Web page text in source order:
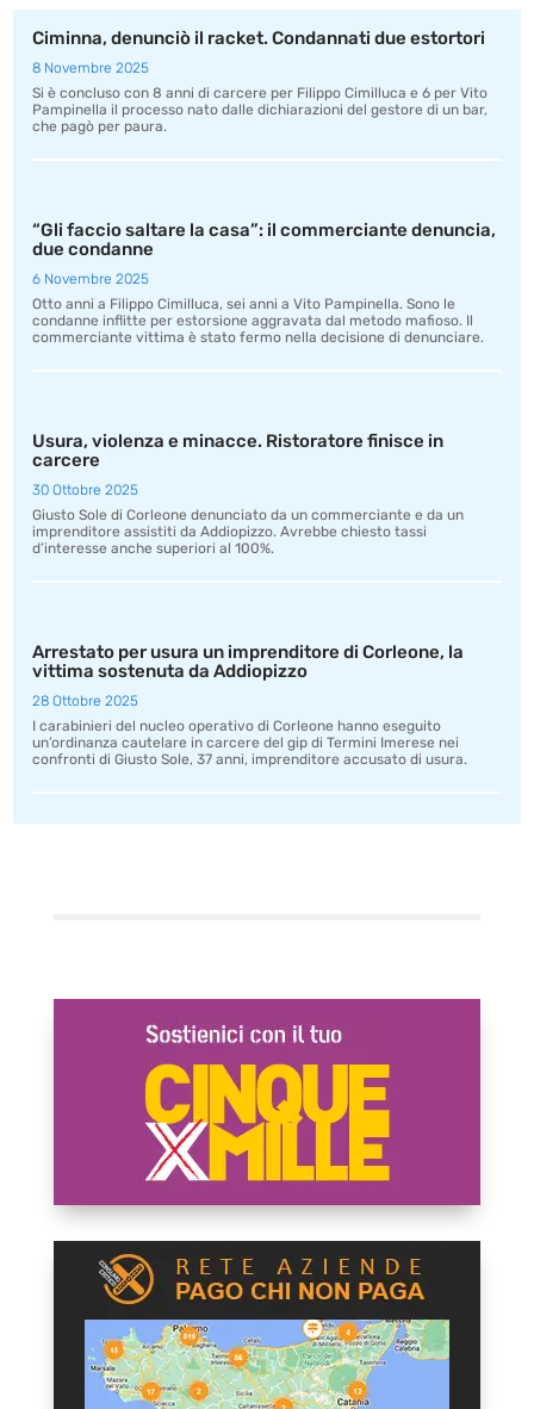
Ciminna, denunciò il racket. Condannati due estortori
8 Novembre 2025
Si è concluso con 8 anni di carcere per Filippo Cimilluca e 6 per Vito
Pampinella il processo nato dalle dichiarazioni del gestore di un bar,
che pagò per paura.
“Gli faccio saltare la casa”: il commerciante denuncia,
due condanne
6 Novembre 2025
Otto anni a Filippo Cimilluca, sei anni a Vito Pampinella. Sono le
condanne inflitte per estorsione aggravata dal metodo mafioso. Il
commerciante vittima è stato fermo nella decisione di denunciare.
Usura, violenza e minacce. Ristoratore finisce in
carcere
30 Ottobre 2025
Giusto Sole di Corleone denunciato da un commerciante e da un
imprenditore assistiti da Addiopizzo. Avrebbe chiesto tassi
d’interesse anche superiori al 100%.
Arrestato per usura un imprenditore di Corleone, la
vittima sostenuta da Addiopizzo
28 Ottobre 2025
I carabinieri del nucleo operativo di Corleone hanno eseguito
un’ordinanza cautelare in carcere del gip di Termini Imerese nei
confronti di Giusto Sole, 37 anni, imprenditore accusato di usura.